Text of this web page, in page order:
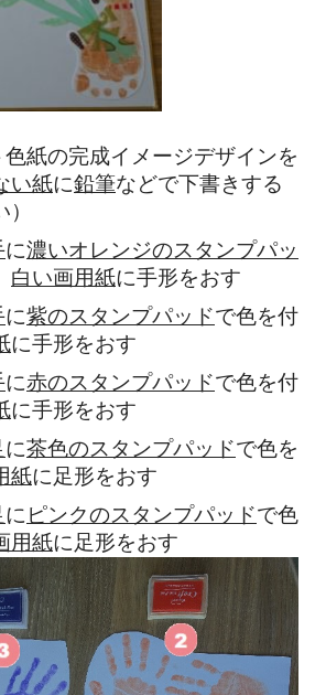
紙の完成イメージデザインを
い紙に鉛筆などで下書きする
に濃いオレンジのスタンプパッ
白い画用紙に手形をおす
に紫のスタンプパッドで色を付
に手形をおす
に赤のスタンプパッドで色を付
に手形をおす
に茶色のスタンプパッドで色を
紙に足形をおす
にピンクのスタンプパッドで色
用紙に足形をおす